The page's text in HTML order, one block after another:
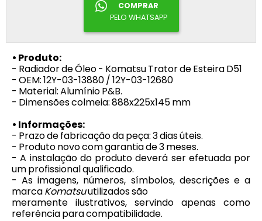
COMPRAR
PELO WHATSAPP
• Produto:
- Radiador de Óleo - Komatsu Trator de Esteira D51
- OEM: 12Y-03-13880 / 12Y-03-12680
- Material: Alumínio P&B.
- Dimensões colmeia: 888x225x145 mm
• Informações:
- Prazo de fabricação da peça: 3 dias úteis.
- Produto novo com garantia de 3 meses.
- A instalação do produto deverá ser efetuada por
um profissional qualificado.
- As imagens, números, símbolos, descrições e a
marcaKomatsuutilizados são
meramente ilustrativos, servindo apenas como
referência para compatibilidade.